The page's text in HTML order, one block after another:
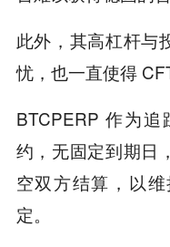
此外，其高杠杆与
忧，也一直使得
BTCPERP 作为
约，无固定到期日
空双方结算，以
定。